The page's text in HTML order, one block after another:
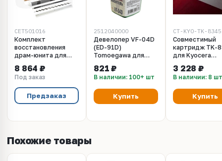
CET501016
Комплект
восстановления
драм-юнита для
2552ci/3252ci/3253ci/2553ci
(CET) CMYK, 200000
стр., CET501016
8 864 ₽
Под заказ
Предзаказ
2512040000
Девелопер VF-04D
(ED-91D)
Tomoegawa для
2552ci, 3252ci /
4002i, 5002i, 6002i,
7002i, 8002i. 85
грамм.
821 ₽
В наличии: 100+ шт
Купить
CT-KYO-TK-
Совместимый
картридж TK-
для Kyocera
black/черный.
Ресурс 20K
3 228 ₽
В наличии: 8 шт
Купить
Похожие товары